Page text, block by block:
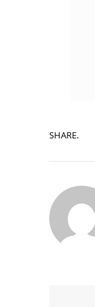
SHARE.